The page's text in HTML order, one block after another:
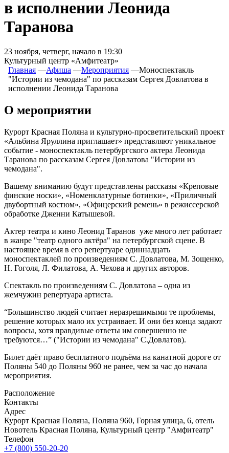
в исполнении Леонида
Таранова
23 ноября, четверг, начало в 19:30
Культурный центр «Амфитеатр»
Главная ―Афиша ―Мероприятия ―Моноспектакль
"Истории из чемодана" по рассказам Сергея Довлатова в
исполнении Леонида Таранова
О мероприятии
Курорт Красная Поляна и культурно-просветительский проект
«Альбина Яруллина приглашает» представляют уникальное
событие - моноспектакль петербургского актера Леонида
Таранова по рассказам Сергея Довлатова "Истории из
чемодана".
Вашему вниманию будут представлены рассказы «Креповые
финские носки», «Номенклатурные ботинки», «Приличный
двубортный костюм», «Офицерский ремень» в режиссерской
обработке Дженни Катышевой.
Актер театра и кино Леонид Таранов уже много лет работает
в жанре "театр одного актёра" на петербургской сцене. В
настоящее время в его репертуаре одиннадцать
моноспектаклей по произведениям С. Довлатова, М. Зощенко,
Н. Гоголя, Л. Филатова, А. Чехова и других авторов.
Спектакль по произведениям С. Довлатова – одна из
жемчужин репертуара артиста.
“Большинство людей считает неразрешимыми те проблемы,
решение которых мало их устраивает. И они без конца задают
вопросы, хотя правдивые ответы им совершенно не
требуются…” ("Истории из чемодана" С.Довлатов).
Билет даёт право бесплатного подъёма на канатной дороге от
Поляны 540 до Поляны 960 не ранее, чем за час до начала
мероприятия.
Расположение
Контакты
Адрес
Курорт Красная Поляна, Поляна 960, Горная улица, 6, отель
Новотель Красная Поляна, Культурный центр "Амфитеатр"
Телефон
+7 (800) 550-20-20